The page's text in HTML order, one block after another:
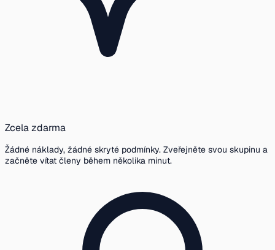
Zcela zdarma
Žádné náklady, žádné skryté podmínky. Zveřejněte svou skupinu a
začněte vítat členy během několika minut.